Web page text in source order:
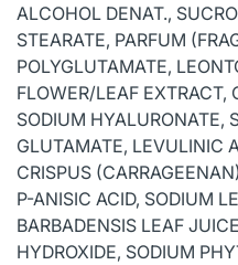
ALCOHOL DENAT.,
STEARATE, PARFUM
POLYGLUTAMATE,
FLOWER/LEAF EXTRACT,
SODIUM HYALURONATE,
GLUTAMATE, LEVULINIC
CRISPUS
P-ANISIC ACID, SODIUM
BARBADENSIS LEAF
HYDROXIDE, SODIUM